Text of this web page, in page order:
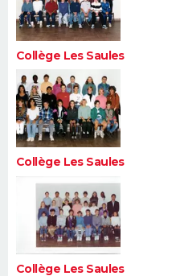
Collège Les Saules
Collège Les Saules
Collège Les Saules